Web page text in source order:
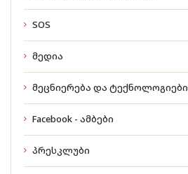
SOS
მედია
მეცნიერება და ტექნოლოგიები
Facebook - ამბები
პრესკლუბი